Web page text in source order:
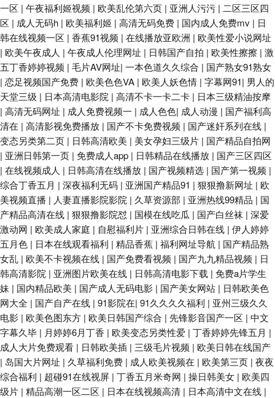
操操人人 蜜桃涩导航 蜜臀人妻精 欧美欧美欧美欧美 九九热6 免费的成人91
国产精品迷奸 爱豆传媒黄 亚洲视频天堂 91视频线上网站 欧美内射网站 人人
爱人人操 黄色福利社 国产传媒A片 AV操老逼 足交视频在线看 午夜av电影 日
本操逼文学 人妖三级片 精品在线大香蕉 超碰在线操香蕉 97熟女视频 宅女好
色图 偷拍综合色图 欧美亚洲综合TV 另类色五月 国产男女探花 97色综合 91
视屏黄 午夜福利视频1 日韩a级在线观看 麻豆性爱视频 国产一二三高清无 成
人操碰视频 TS赵恩静 91c在线观看 天天干人操 日本网站www 免费在线毛片
国产成人性爱午夜 国产黄色网 av网址导航入口 91熟女视领 91福利射视频
丁香五香天堂网 久久影院福利社 日韩天堂网 午夜av综合 在线成人福利av 超
碰免费进入 国产精品线路一 老湿Ⅹ看 欧美青青久久 亚州乱轮天堂 91爱啪 俺
去也综合网 岛国av免费 韩日欧美三区 在线视频福利导航 91入口不用下 AV
三级片网站 东京热天堂网 韩国有码一级在线 欧美韩性生在线看 青青草原99
热 性爱C片 91夜色成人链接 国产V性交 老湿机香蕉久久 福利第一导航视频
一区 | 午夜福利姬视频 | 欧美乱伦第六页 | 亚洲人污污 | 二区三区四
区 | 成人无码h | 欧美福利姬 | 高清无码免费 | 国内成人免费mv | 日
韩在线视频一区 | 香蕉91视频 | 在线播放亚欧洲 | 欧美性爱小说网址
| 欧美午夜成人 | 午夜成人伦理网址 | 日韩国产自拍 | 欧美性擦擦 | 激
五丁香婷婷视频 | 毛片AV网址| 一本色道久久综合 | 国产熟女91熟女
| 恋足视频国产免费 | 欧美色色VA | 欧美人妖色情 | 字幕网91| 男人的
天堂三级 | 日本高清电影院 | 高清不卡一卡二卡 | 日本三级精油按摩
| 高清无码网址 | 成人免费视频一 | 成人色色| 成人动漫 | 国产福利高
清在 | 高清影视免费播放 | 国产不卡免费视频 | 国产迷奸系列在线 |
变态另类第二页 | 日韩高清欧美 | 美女孕妇三级片 | 国产精品自拍网
| 亚洲日韩第一页 | 免费成人app | 日韩精品在线播放 | 国产三区四区
| 在线视频成人 | 日韩高清在线播放 | 国产视频精选 | 国产第一视频 |
综合丁香五月 | 深夜福利无码 | 亚洲国产精品91 | 狠狠撸新网址 | 欧
美视频直播 | 人妻直播影院影院 | 久草资源部 | 亚洲热线99精品 | 国
产精品高清在线 | 狠狠撸影院怼 | 国模在线吃瓜 | 国产白丝袜 | 深爱
激动网 | 欧美成人家庭 | 自慰福利片 | 亚洲综合日韩在线 | 伊人婷婷
五月色 | 日本在线观看福利 | 精品香蕉 | 福利网址导航 | 国产精品熟
女乱 | 欧美不卡视频在线 | 国产免费看视频 | 国产九九精品视频 | 日
韩高清影院 | 亚洲图片欧美在线 | 日韩高清电影下载 | 免费a片学生
妹 | 国内精品欧美 | 国产成人无码电影 | 国产美女网站 | 日韩欧美色
网大全 | 国产自产在线 | 91影院在| 91久久久久福利 | 亚州三级久久
电影 | 欧美色图东方 | 欧美日韩国产综合 | 先锋影音国产一区 | 中文
字幕久毕 | 月婷婷6月丁香 | 欧美变态另类性爱 | 丁香婷婷先锋五月 |
成人大片免费观看 | 日韩欧美插 | 三级毛片视频 | 欧美日韩在线国产
| 岛国大片网址 | 久草福利免费 | 成人欧美视频在 | 欧美第三页 | 夜夜
综合福利 | 超碰91在线视屏 | 丁香五月米奇网 | 操日韩美女 | 欧美四
级片 | 精品高潮一区二区 | 日本在线视频高清 | 日本高清中文在线 |